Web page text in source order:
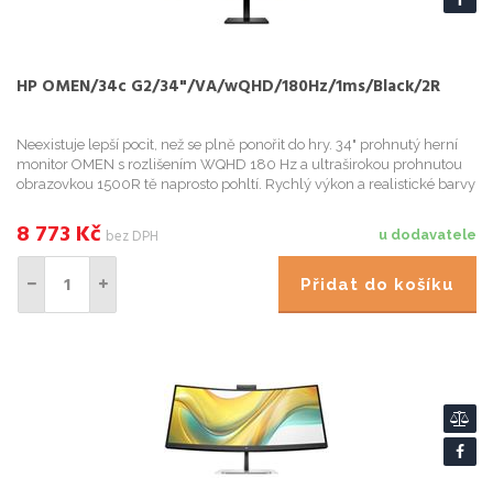
HP OMEN/34c G2/34"/VA/wQHD/180Hz/1ms/Black/2R
Neexistuje lepší pocit, než se plně ponořit do hry. 34" prohnutý herní
monitor OMEN s rozlišením WQHD 180 Hz a ultraširokou prohnutou
obrazovkou 1500R tě naprosto pohltí. Rychlý výkon a realistické barvy
u dodavatele
8 773 Kč bez DPH
Přidat do košíku